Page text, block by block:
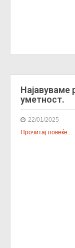
Најавуваме
уметност.
22/01/2025
Прочитај повеќе...